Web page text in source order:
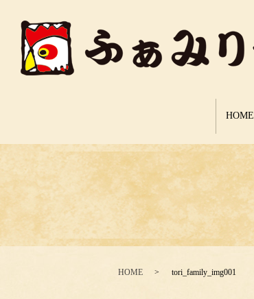
HOME
HOME tori_family_img001